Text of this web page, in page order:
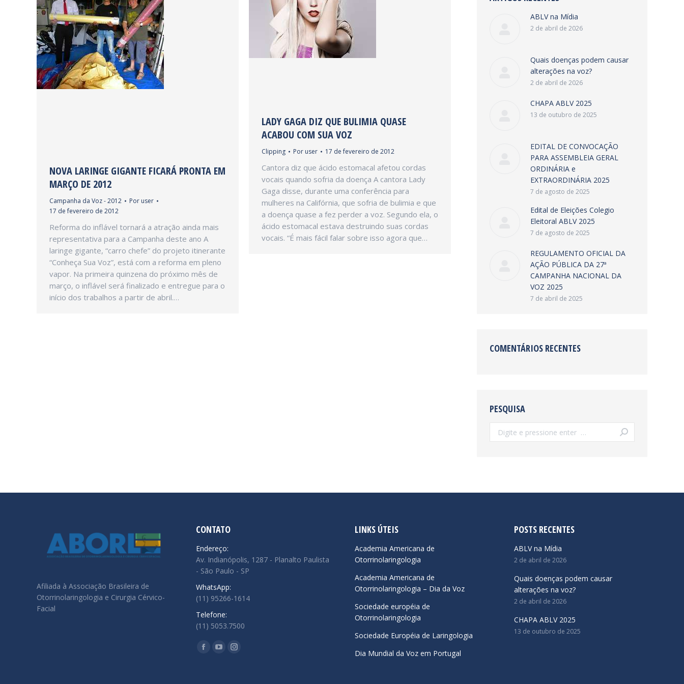
NOVA LARINGE GIGANTE FICARÁ PRONTA EM
MARÇO DE 2012
Campanha da Voz - 2012 Por user
17 de fevereiro de 2012
Reforma do inflável tornará a atração ainda mais
representativa para a Campanha deste ano A
laringe gigante, “carro chefe” do projeto itinerante
“Conheça Sua Voz”, está com a reforma em pleno
vapor. Na primeira quinzena do próximo mês de
março, o inflável será finalizado e entregue para o
início dos trabalhos a partir de abril.…
LADY GAGA DIZ QUE BULIMIA QUASE
ACABOU COM SUA VOZ
Clipping Por user 17 de fevereiro de 2012
Cantora diz que ácido estomacal afetou cordas
vocais quando sofria da doença A cantora Lady
Gaga disse, durante uma conferência para
mulheres na Califórnia, que sofria de bulimia e que
a doença quase a fez perder a voz. Segundo ela, o
ácido estomacal estava destruindo suas cordas
vocais. “É mais fácil falar sobre isso agora que…
ABLV na Mídia
2 de abril de 2026
Quais doenças podem causar
alterações na voz?
2 de abril de 2026
CHAPA ABLV 2025
13 de outubro de 2025
EDITAL DE CONVOCAÇÃO
PARA ASSEMBLEIA GERAL
ORDINÁRIA e
EXTRAORDINÁRIA 2025
7 de agosto de 2025
Edital de Eleições Colegio
Eleitoral ABLV 2025
7 de agosto de 2025
REGULAMENTO OFICIAL DA
AÇÃO PÚBLICA DA 27ª
CAMPANHA NACIONAL DA
VOZ 2025
7 de abril de 2025
COMENTÁRIOS RECENTES
PESQUISA
Search:
Afiliada à Associação Brasileira de
Otorrinolaringologia e Cirurgia Cérvico-
Facial
CONTATO
Endereço:
Av. Indianópolis, 1287 - Planalto Paulista
- São Paulo - SP
WhatsApp:
(11) 95266-1614
Telefone:
(11) 5053.7500
Encontre-nos em:
Facebook
YouTubeInstagram
LINKS ÚTEIS
Academia Americana de
Otorrinolaringologia
Academia Americana de
Otorrinolaringologia – Dia da Voz
Sociedade européia de
Otorrinolaringologia
Sociedade Européia de Laringologia
Dia Mundial da Voz em Portugal
POSTS RECENTES
ABLV na Mídia
2 de abril de 2026
Quais doenças podem causar
alterações na voz?
2 de abril de 2026
CHAPA ABLV 2025
13 de outubro de 2025